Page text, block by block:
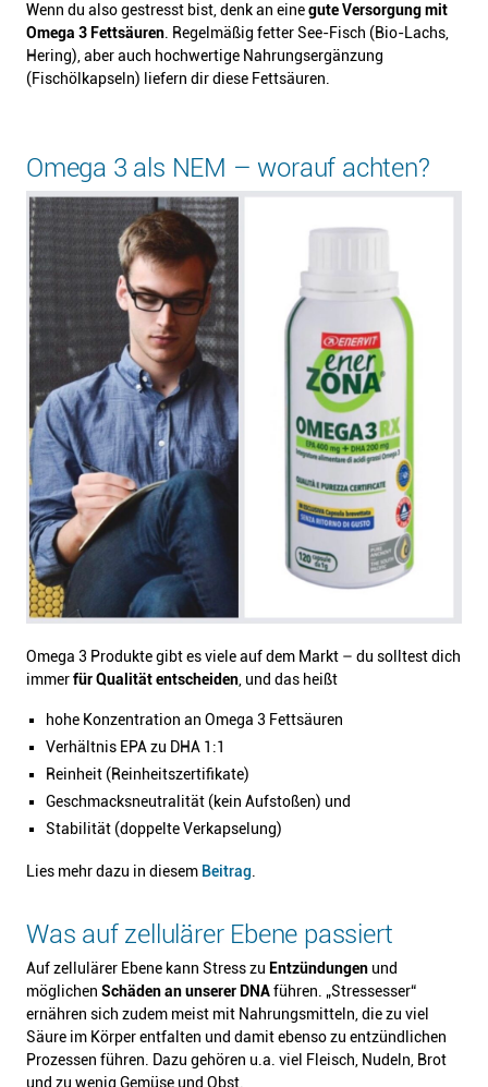
Wenn du also gestresst bist, denk an einegute Versorgung mit
Omega 3 Fettsäuren. Regelmäßig fetter See-Fisch (Bio-Lachs,
Hering), aber auch hochwertige Nahrungsergänzung
(Fischölkapseln) liefern dir diese Fettsäuren.
Omega 3 als NEM – worauf achten?
Omega 3 Produkte gibt es viele auf dem Markt – du solltest dich
immerfür Qualität entscheiden , und das heißt
hohe Konzentration an Omega 3 Fettsäuren
Verhältnis EPA zu DHA 1:1
Reinheit (Reinheitszertifikate)
Geschmacksneutralität (kein Aufstoßen) und
Stabilität (doppelte Verkapselung)
Lies mehr dazu in diesem Beitrag.
Was auf zellulärer Ebene passiert
Auf zellulärer Ebene kann Stress zu Entzündungen und
möglichen Schäden an unserer DNAführen. „Stressesser“
ernähren sich zudem meist mit Nahrungsmitteln, die zu viel
Säure im Körper entfalten und damit ebenso zu entzündlichen
Prozessen führen. Dazu gehören u.a. viel Fleisch, Nudeln, Brot
und zu wenig Gemüse und Obst.